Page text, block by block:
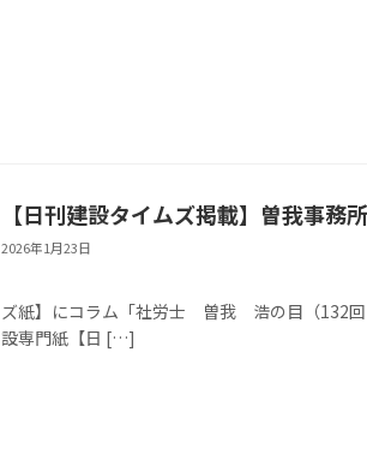
【日刊建設タイムズ掲載】曽我事
2026年1月23日
※本記事は、千葉県最
ズ紙】にコラム「社労士 曽我 浩の目（132回
設専門紙【日 […]